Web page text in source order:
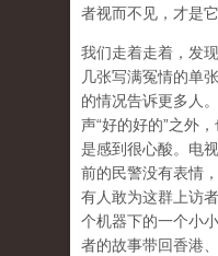
者视而不见，才是
我们走着走着，发
几张写满冤情的单
的情况告诉更多人
声“好的好的”之外
是感到很心酸。电
前的民警没有表情
有人敢为这群上访
个机器下的一个小
者的故事带回香港